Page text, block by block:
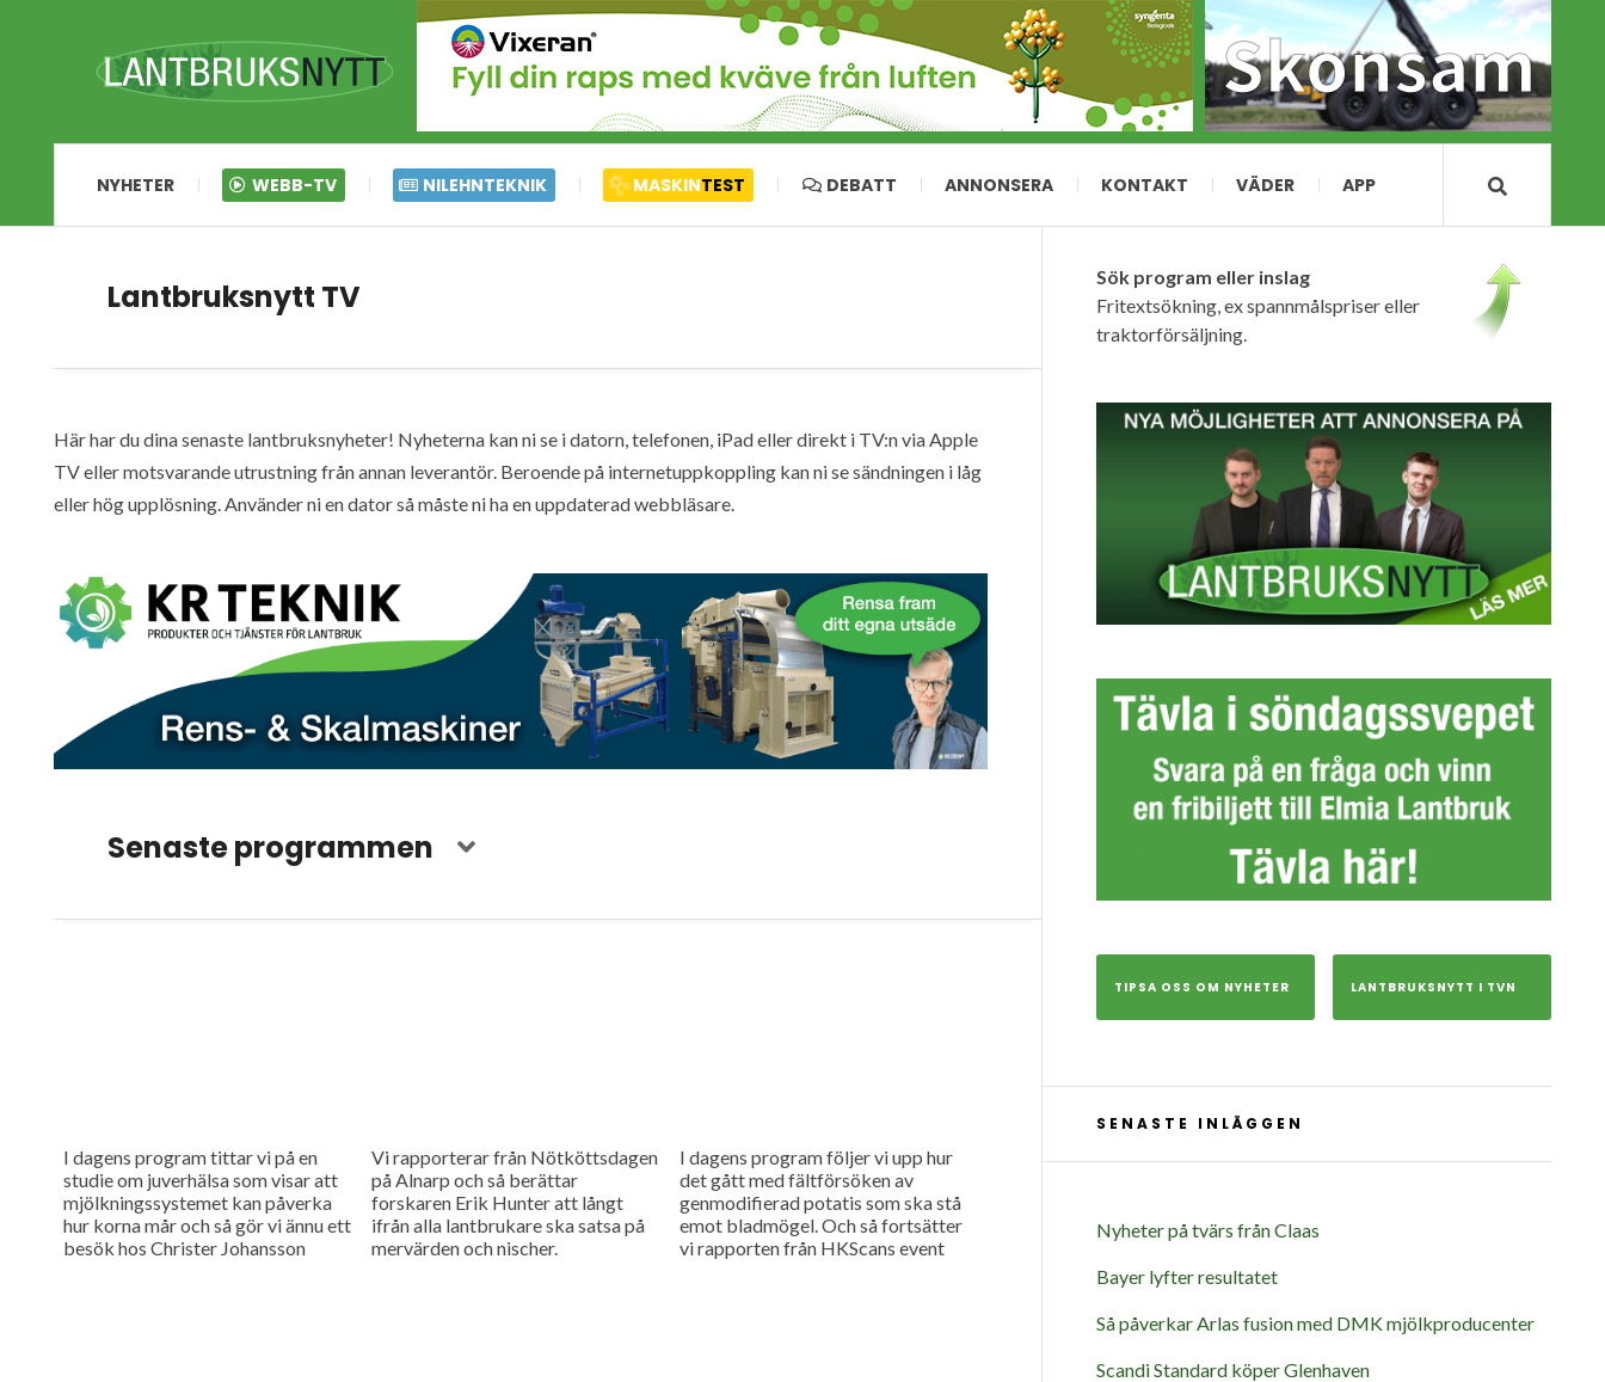
NYHETER WEBB-TV NILEHNTEKNIK MASKINTEST DEBATT ANNONSERA KONTAKT VÄDER APP
Lantbruksnytt TV
Här har du dina senaste lantbruksnyheter! Nyheterna kan ni se i datorn, telefonen, iPad eller direkt i TV:n via Apple
TV eller motsvarande utrustning från annan leverantör. Beroende på internetuppkoppling kan ni se sändningen i låg
eller hög upplösning. Använder ni en dator så måste ni ha en uppdaterad webbläsare.
Senaste programmen
I dagens program tittar vi på en
studie om juverhälsa som visar att
mjölkningssystemet kan påverka
hur korna mår och så gör vi ännu ett
besök hos Christer Johansson
Vi rapporterar från Nötköttsdagen
på Alnarp och så berättar
forskaren Erik Hunter att långt
ifrån alla lantbrukare ska satsa på
mervärden och nischer.
I dagens program följer vi upp hur
det gått med fältförsöken av
genmodifierad potatis som ska stå
emot bladmögel. Och så fortsätter
vi rapporten från HKScans event
Sök program eller inslag
Fritextsökning, ex spannmålspriser eller
traktorförsäljning.
TIPSA OSS OM NYHETER LANTBRUKSNYTT I TVN
SENASTE INLÄGGEN
Nyheter på tvärs från Claas
Bayer lyfter resultatet
Så påverkar Arlas fusion med DMK mjölkproducenter
Scandi Standard köper Glenhaven